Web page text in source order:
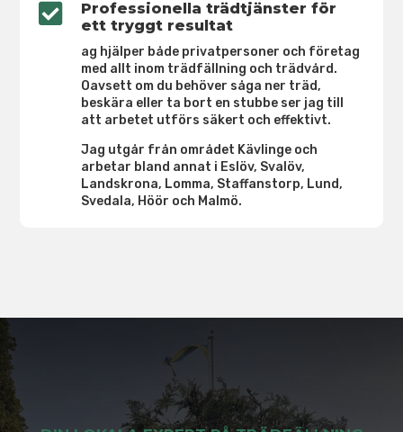

Professionella trädtjänster för
ett tryggt resultat
ag hjälper både privatpersoner och företag
med allt inom trädfällning och trädvård.
Oavsett om du behöver såga ner träd,
beskära eller ta bort en stubbe ser jag till
att arbetet utförs säkert och effektivt.
Jag utgår från området Kävlinge och
arbetar bland annat i Eslöv, Svalöv,
Landskrona, Lomma, Staffanstorp, Lund,
Svedala, Höör och Malmö.